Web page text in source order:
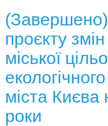
проєкту
міської
міста
роки